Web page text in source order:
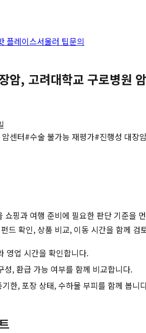
플레이스서울러 팁문의
암, 고려대학교 구로병원
센터#수술 불가능 재평가#진행성 대장
쇼핑과 여행 준비에 필요한 판단 기준을
드 확인, 상품 비교, 이동 시간을 함께 검
영업 시간을 확인합니다.
성, 환급 가능 여부를 함께 비교합니다.
한, 포장 상태, 수하물 부피를 함께 봅니